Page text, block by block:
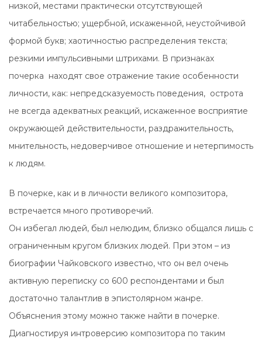
низкой, местами практически отсутствующей
читабельностью; ущербной, искаженной, неустойчивой
формой букв; хаотичностью распределения текста;
резкими импульсивными штрихами. В признаках
почерка находят свое отражение такие особенности
личности, как: непредсказуемость поведения, острота
не всегда адекватных реакций, искаженное восприятие
окружающей действительности, раздражительность,
мнительность, недоверчивое отношение и нетерпимость
к людям.
В почерке, как и в личности великого композитора,
встречается много противоречий.
Он избегал людей, был нелюдим, близко общался лишь с
ограниченным кругом близких людей. При этом – из
биографии Чайковского известно, что он вел очень
активную переписку со 600 респондентами и был
достаточно талантлив в эпистолярном жанре.
Объяснения этому можно также найти в почерке.
Диагностируя интроверсию композитора по таким